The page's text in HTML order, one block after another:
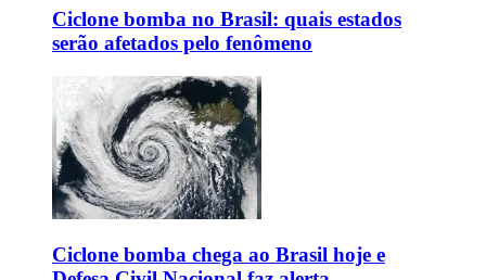
Ciclone bomba no Brasil: quais estados
serão afetados pelo fenômeno
Ciclone bomba chega ao Brasil hoje e